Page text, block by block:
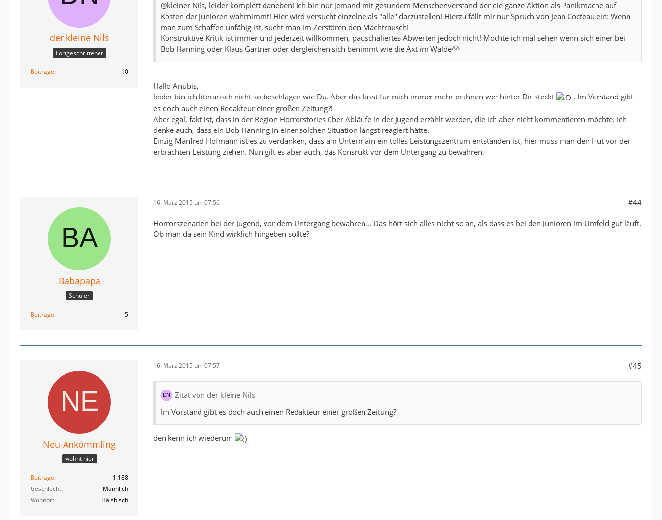
der kleine Nils
Fortgeschrittener
Beiträge 10
@kleiner Nils, leider komplett daneben! Ich bin nur jemand mit gesundem Menschenverstand der die ganze Aktion als Panikmache auf
Kosten der Junioren wahrnimmt! Hier wird versucht einzelne als "alle" darzustellen! Hierzu fällt mir nur Spruch von Jean Cocteau ein: Wenn
man zum Schaffen unfähig ist, sucht man im Zerstören den Machtrausch!
Konstruktive Kritik ist immer und jederzeit willkommen, pauschaliertes Abwerten jedoch nicht! Möchte ich mal sehen wenn sich einer bei
Bob Hanning oder Klaus Gärtner oder dergleichen sich benimmt wie die Axt im Walde^^
Hallo Anubis,
leider bin ich literarisch nicht so beschlagen wie Du. Aber das lässt für mich immer mehr erahnen wer hinter Dir steckt
. Im Vorstand gibt
es doch auch einen Redakteur einer großen Zeitung?!
Aber egal, fakt ist, dass in der Region Horrorstories über Abläufe in der Jugend erzählt werden, die ich aber nicht kommentieren möchte. Ich
denke auch, dass ein Bob Hanning in einer solchen Situation längst reagiert hätte.
Einzig Manfred Hofmann ist es zu verdanken, dass am Untermain ein tolles Leistungszentrum entstanden ist, hier muss man den Hut vor der
erbrachten Leistung ziehen. Nun gilt es aber auch, das Konsrukt vor dem Untergang zu bewahren.
Babapapa
Schüler
Beiträge 5
16. März 2015 um 07:56 #44
Horrorszenarien bei der Jugend, vor dem Untergang bewahren... Das hört sich alles nicht so an, als dass es bei den Junioren im Umfeld gut läuft.
Ob man da sein Kind wirklich hingeben sollte?
Neu-Ankömmling
wohnt hier
Beiträge
1.188
Geschlecht
Männlich
Wohnort
Häisbisch
16. März 2015 um 07:57 #45
Zitat von der kleine Nils
Im Vorstand gibt es doch auch einen Redakteur einer großen Zeitung?!
den kenn ich wiederum